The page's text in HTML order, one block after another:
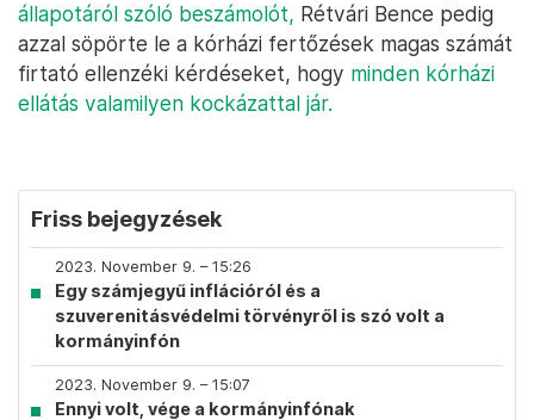
állapotáról szóló beszámolót, Rétvári Bence pedig
azzal söpörte le a kórházi fertőzések magas számát
firtató ellenzéki kérdéseket, hogy minden kórházi
ellátás valamilyen kockázattal jár.
Friss bejegyzések
2023. November 9. – 15:26
Egy számjegyű inflációról és a
szuverenitásvédelmi törvényről is szó volt a
kormányinfón
2023. November 9. – 15:07
Ennyi volt, vége a kormányinfónak